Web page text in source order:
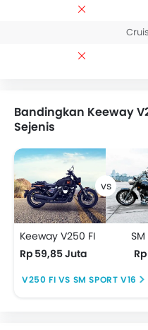
Bandingkan Keeway
Sejenis
Keeway V250 FI
Rp 59,85 Juta
V250 FI VS SM SPORT V16